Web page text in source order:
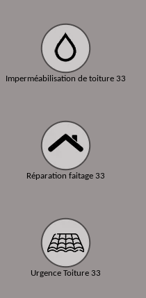
Imperméabilisation de toiture 33
Réparation faitage 33
Urgence Toiture 33